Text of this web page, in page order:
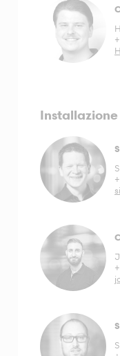
Installazione